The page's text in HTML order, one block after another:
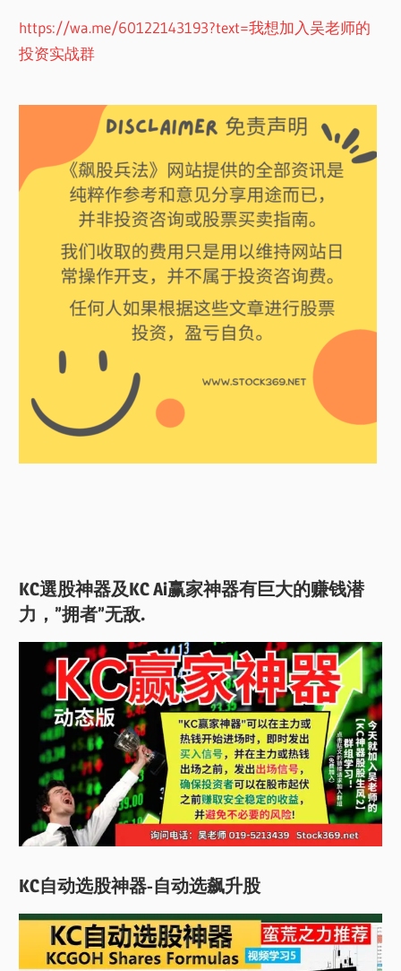
https://wa.me/60122143193?text=我想加入吴老师的
投资实战群
KC選股神器及KC Ai赢家神器有巨大的赚钱潜
力，”拥者”无敌.
KC自动选股神器-自动选飙升股